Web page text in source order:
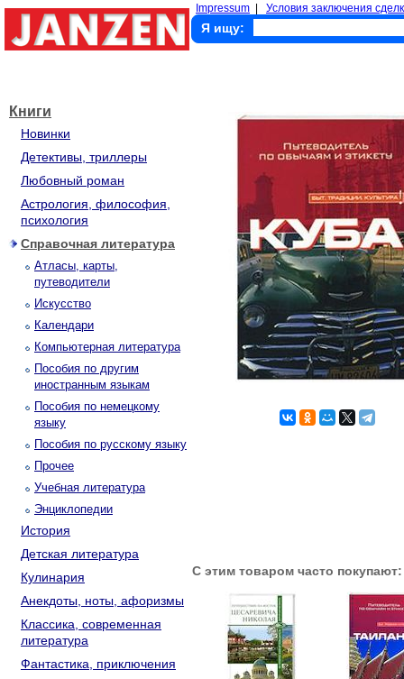
Impressum Условия заключения
Я ищу:
Книги
Новинки
Детективы, триллеры
Любовный роман
Астрология, философия,
психология
Справочная литература
Атласы, карты,
путеводители
Искусство
Календари
Компьютерная литература
Пособия по другим
иностранным языкам
Пособия по немецкому
языку
Пособия по русскому языку
Прочее
Учебная литература
Энциклопедии
История
Детская литература
Кулинария
Анекдоты, ноты, афоризмы
Классика, современная
литература
Фантастика, приключения
С этим товаром часто покупают: